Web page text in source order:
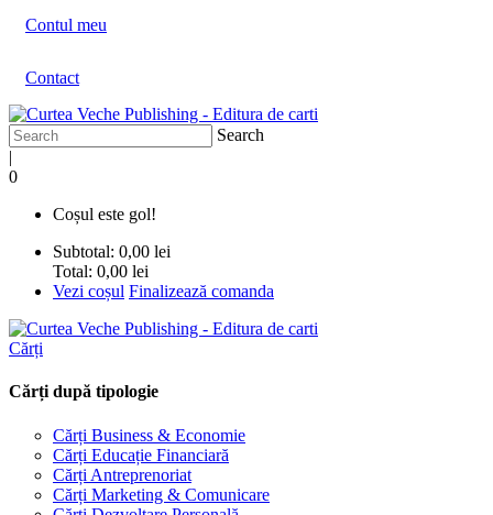
Contul meu
Contact
Search
|
0
Coșul este gol!
Subtotal: 0,00 lei
Total: 0,00 lei
Vezi coșul Finalizează comanda
Cărți
Cărți după tipologie
Cărți Business & Economie
Cărți Educație Financiară
Cărți Antreprenoriat
Cărți Marketing & Comunicare